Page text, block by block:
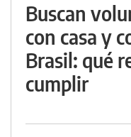
Buscan
con casa y
Brasil: qué
cumplir